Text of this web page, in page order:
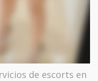
de escorts en